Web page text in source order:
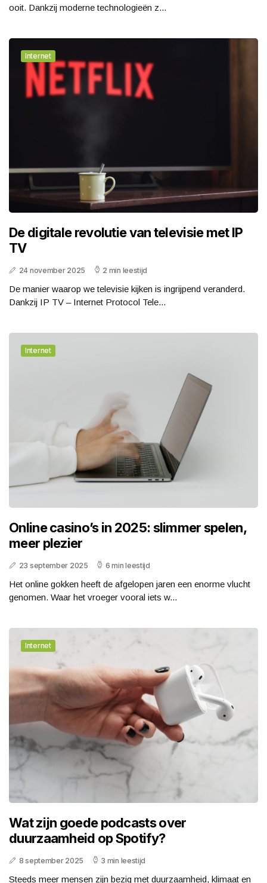
ooit. Dankzij moderne technologieën z...
Internet
De digitale revolutie van televisie met IP
TV
24 november 2025 2 min leestijd
De manier waarop we televisie kijken is ingrijpend veranderd.
Dankzij IP TV – Internet Protocol Tele...
Internet
Online casino’s in 2025: slimmer spelen,
meer plezier
23 september 2025 6 min leestijd
Het online gokken heeft de afgelopen jaren een enorme vlucht
genomen. Waar het vroeger vooral iets w...
Internet
Wat zijn goede podcasts over
duurzaamheid op Spotify?
8 september 2025 3 min leestijd
Steeds meer mensen zijn bezig met duurzaamheid, klimaat en